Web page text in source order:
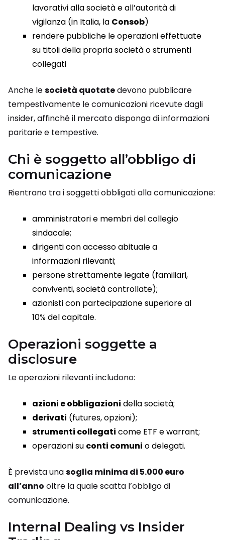
lavorativi alla società e all’autorità di
vigilanza (in Italia, la Consob)
rendere pubbliche le operazioni effettuate
su titoli della propria società o strumenti
collegati
Anche lesocietà quotatedevono pubblicare
tempestivamente le comunicazioni ricevute dagli
insider, affinché il mercato disponga di informazioni
paritarie e tempestive.
Chi è soggetto all’obbligo di
comunicazione
Rientrano tra i soggetti obbligati alla comunicazione:
amministratori e membri del collegio
sindacale;
dirigenti con accesso abituale a
informazioni rilevanti;
persone strettamente legate (familiari,
conviventi, società controllate);
azionisti con partecipazione superiore al
10% del capitale.
Operazioni soggette a
disclosure
Le operazioni rilevanti includono:
azioni e obbligazioni della società;
derivati (futures, opzioni);
strumenti collegati come ETF e warrant;
operazioni su conti comuni o delegati.
È prevista unasoglia minima di 5.000 euro
all’anno oltre la quale scatta l’obbligo di
comunicazione.
Internal Dealing vs Insider